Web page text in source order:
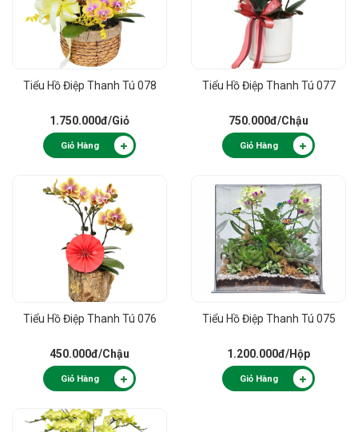
Tiểu Hồ Điệp Thanh Tú 078
1.750.000đ/Giỏ
Giỏ Hàng
Tiểu Hồ Điệp Thanh Tú 077
750.000đ/Chậu
Giỏ Hàng
Tiểu Hồ Điệp Thanh Tú 076
450.000đ/Chậu
Giỏ Hàng
Tiểu Hồ Điệp Thanh Tú 075
1.200.000đ/Hộp
Giỏ Hàng